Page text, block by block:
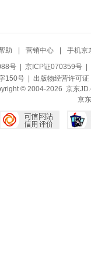
助 营销中心 手机京
号 | 京ICP证070359号 |
150号 | 出版物经营许可证
© 2004-2026 京东
京